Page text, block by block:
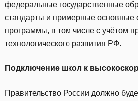
федеральные государственные
стандарты и примерные основные
программы, в том числе с учётом
технологического развития РФ.
Подключение школ к
Правительство России должно